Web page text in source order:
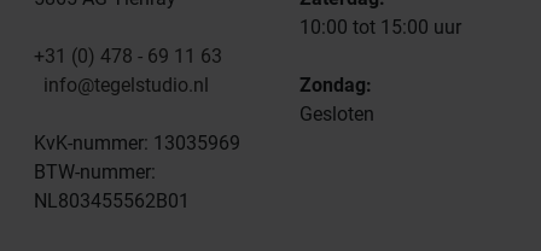
+31 (0) 478 - 69 11 63
info@tegelstudio.nl
KvK-nummer: 13035969
BTW-nummer:
NL803455562B01
10:00 tot 15:00 uur
Zondag:
Gesloten